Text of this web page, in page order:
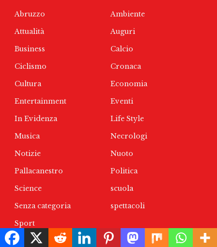
Abruzzo
Ambiente
Attualità
Auguri
Business
Calcio
Ciclismo
Cronaca
Cultura
Economia
Entertainment
Eventi
In Evidenza
Life Style
Musica
Necrologi
Notizie
Nuoto
Pallacanestro
Politica
Science
scuola
Senza categoria
spettacoli
Sport